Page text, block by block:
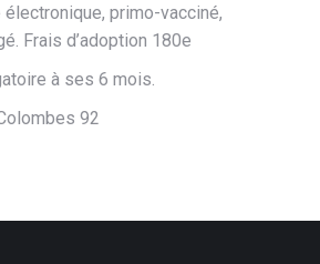
primo-vacciné,
Frais d’adoption 180e
à ses 6 mois.
92